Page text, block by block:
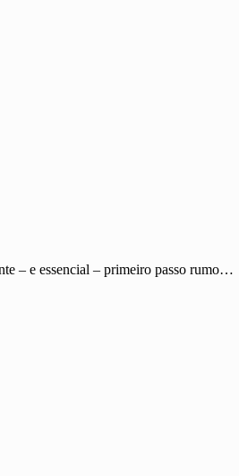
– e essencial – primeiro passo rumo…